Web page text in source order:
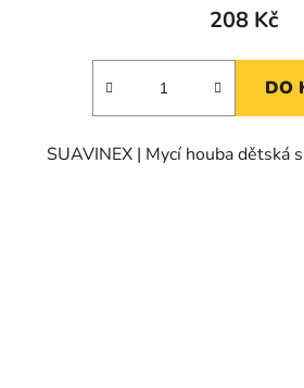
208 Kč
DO
SUAVINEX | Mycí houba dětská